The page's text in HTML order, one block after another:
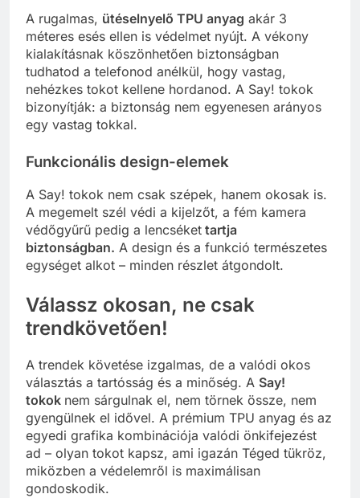
A rugalmas, ütéselnyelő TPU anyag akár 3
méteres esés ellen is védelmet nyújt. A vékony
kialakításnak köszönhetően biztonságban
tudhatod a telefonod anélkül, hogy vastag,
nehézkes tokot kellene hordanod. A Say! tokok
bizonyítják: a biztonság nem egyenesen arányos
egy vastag tokkal.
Funkcionális design-elemek
A Say! tokok nem csak szépek, hanem okosak is.
A megemelt szél védi a kijelzőt, a fém kamera
védőgyűrű pedig a lencséket tartja
biztonságban. A design és a funkció természetes
egységet alkot – minden részlet átgondolt.
Válassz okosan, ne csak
trendkövetően!
A trendek követése izgalmas, de a valódi okos
választás a tartósság és a minőség. A Say!
tokok nem sárgulnak el, nem törnek össze, nem
gyengülnek el idővel. A prémium TPU anyag és az
egyedi grafika kombinációja valódi önkifejezést
ad – olyan tokot kapsz, ami igazán Téged tükröz,
miközben a védelemről is maximálisan
gondoskodik.